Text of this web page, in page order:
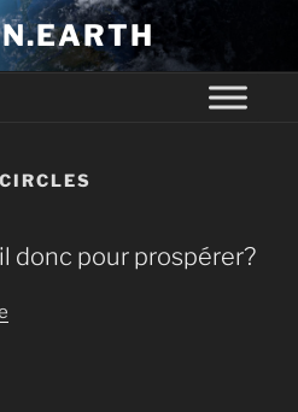
donc pour prospérer?